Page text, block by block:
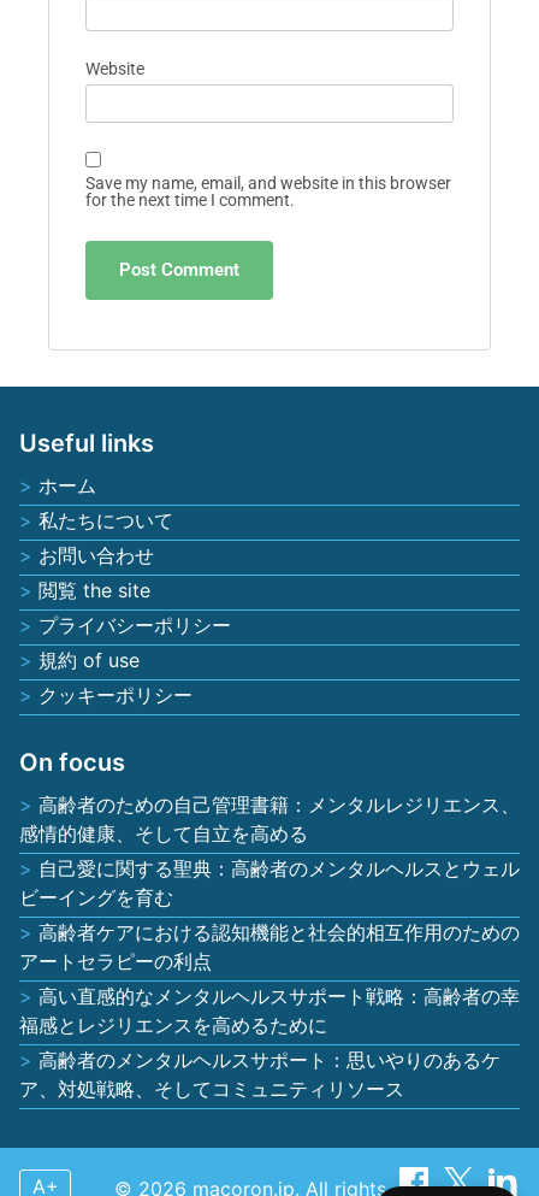
Website
Save my name, email, and website in this browser
for the next time I comment.
Useful links
ホーム
私たちについて
お問い合わせ
閲覧 the site
プライバシーポリシー
規約 of use
クッキーポリシー
On focus
高齢者のための自己管理書籍：メンタルレジリエンス、
感情的健康、そして自立を高める
自己愛に関する聖典：高齢者のメンタルヘルスとウェル
ビーイングを育む
高齢者ケアにおける認知機能と社会的相互作用のための
アートセラピーの利点
高い直感的なメンタルヘルスサポート戦略：高齢者の幸
福感とレジリエンスを高めるために
高齢者のメンタルヘルスサポート：思いやりのあるケ
ア、対処戦略、そしてコミュニティリソース
A+ © 2026 macoron.jp. All rights